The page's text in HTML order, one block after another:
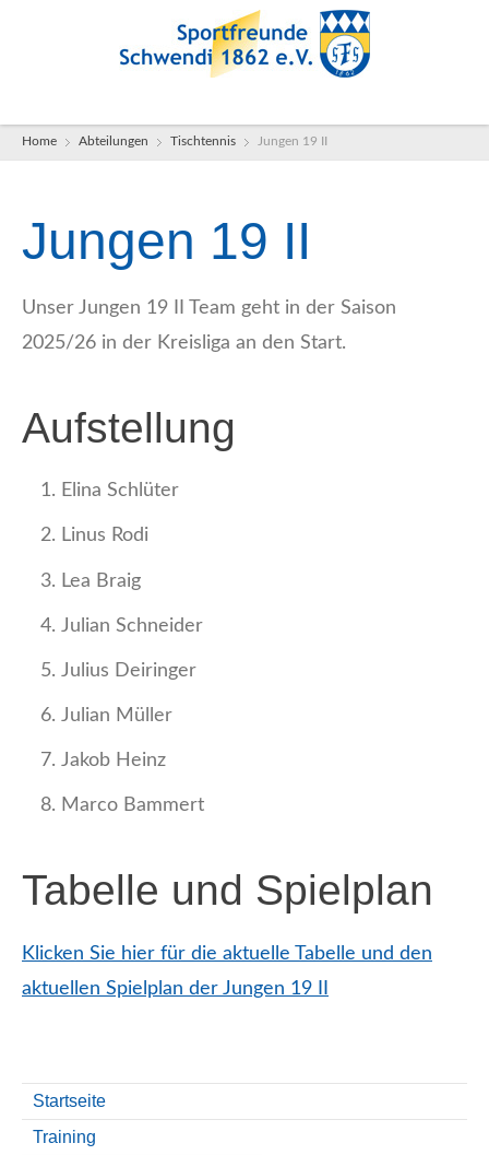
Home Abteilungen Tischtennis Jungen 19 II
Jungen 19 II
Unser Jungen 19 II Team geht in der Saison
2025/26 in der Kreisliga an den Start.
Aufstellung
Elina Schlüter
Linus Rodi
Lea Braig
Julian Schneider
Julius Deiringer
Julian Müller
Jakob Heinz
Marco Bammert
Tabelle und Spielplan
Klicken Sie hier für die aktuelle Tabelle und den
aktuellen Spielplan der Jungen 19 II
Startseite
Training